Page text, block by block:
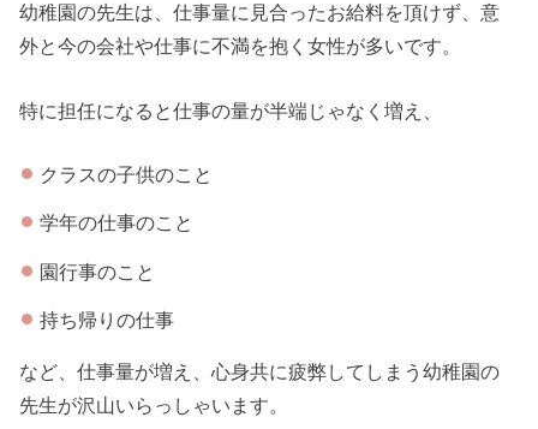
幼稚園の先生は、仕事量に見合ったお給料を頂けず、意
外と今の会社や仕事に不満を抱く女性が多いです。
特に担任になると仕事の量が半端じゃなく増え、
クラスの子供のこと
学年の仕事のこと
園行事のこと
持ち帰りの仕事
など、仕事量が増え、心身共に疲弊してしまう幼稚園の
先生が沢山いらっしゃいます。